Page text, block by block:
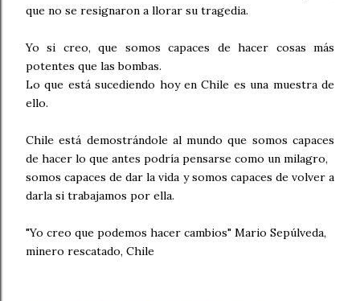
que no se resignaron a llorar su tragedia.
Yo si creo, que somos capaces de hacer cosas más
potentes que las bombas.
Lo que está sucediendo hoy en Chile es una muestra de
ello.
Chile está demostrándole al mundo que somos capaces
de hacer lo que antes podría pensarse como un milagro,
somos capaces de dar la vida y somos capaces de volver a
darla si trabajamos por ella.
"Yo creo que podemos hacer cambios" Mario Sepúlveda,
minero rescatado, Chile